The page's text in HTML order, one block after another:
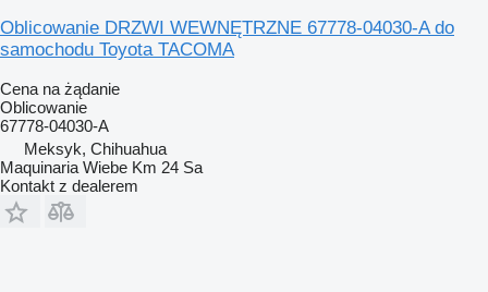
Oblicowanie DRZWI WEWNĘTRZNE 67778-04030-A do
samochodu Toyota TACOMA
Cena na żądanie
Oblicowanie
67778-04030-A
Meksyk, Chihuahua
Maquinaria Wiebe Km 24 Sa
Kontakt z dealerem